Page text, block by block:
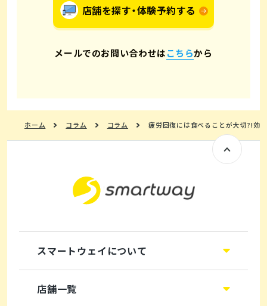
店舗を探す・体験予約する
メールでのお問い合わせはこちらから
ホーム コラム コラム 疲労回復には食べることが大切?!効
スマートウェイについて
店舗一覧